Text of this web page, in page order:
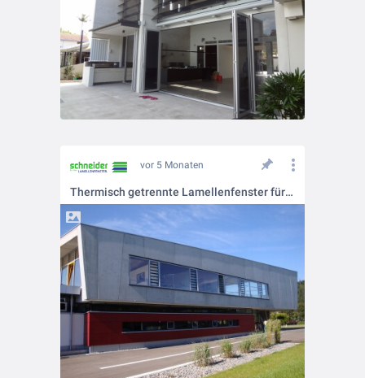
vor 5 Monaten
Thermisch getrennte Lamellenfenster für anspruchsvolle Projekte: BT90 SG32 und BT90 SG44